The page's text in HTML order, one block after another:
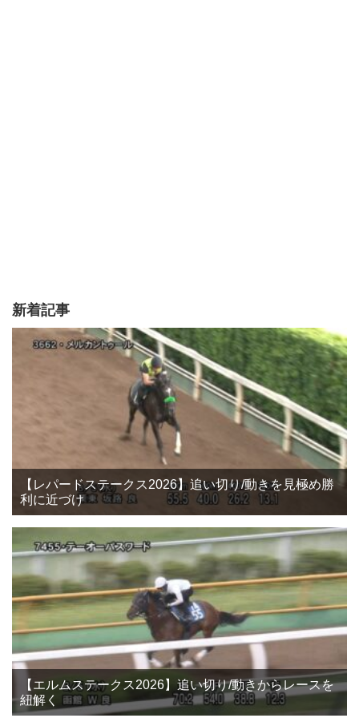
新着記事
【レパードステークス2026】追い切り/動きを見極め勝
利に近づけ
【エルムステークス2026】追い切り/動きからレースを
紐解く